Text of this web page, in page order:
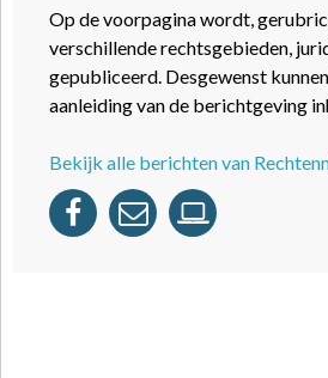
Op de voorpagina wordt,
verschillende rechtsgebieden,
gepubliceerd. Desgewenst
aanleiding van de berichtgeving
Bekijk alle berichten van